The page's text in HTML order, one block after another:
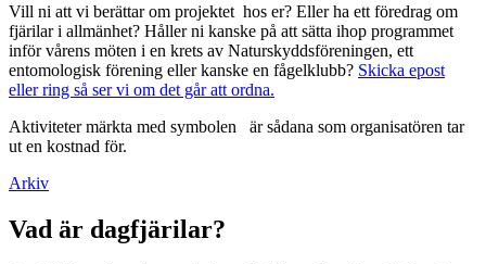
Vill ni att vi berättar om projektet hos er? Eller ha ett föredrag om
fjärilar i allmänhet? Håller ni kanske på att sätta ihop programmet
inför vårens möten i en krets av Naturskyddsföreningen, ett
entomologisk förening eller kanske en fågelklubb? Skicka epost
eller ring så ser vi om det går att ordna.
Aktiviteter märkta med symbolen
är sådana som organisatören tar
ut en kostnad för.
Arkiv
Vad är dagfjärilar?